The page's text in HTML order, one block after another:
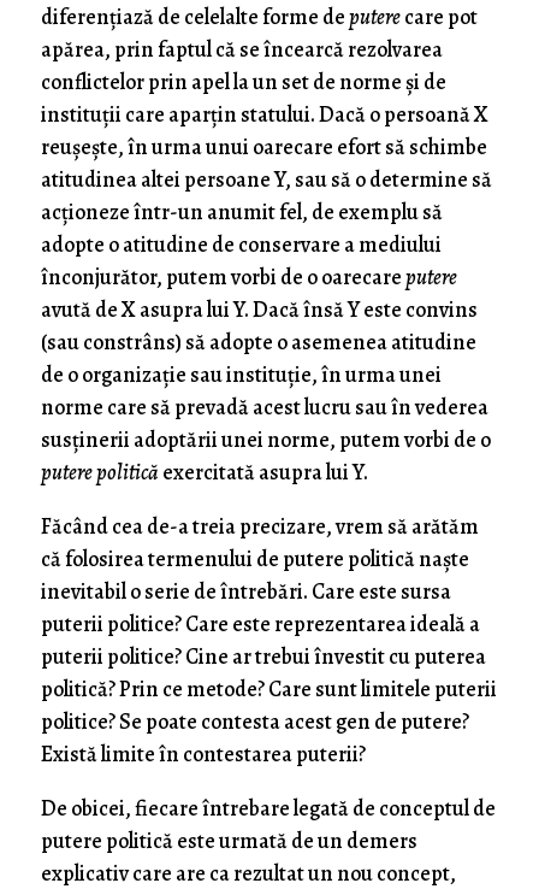
diferenţiază de celelalte forme deputerecare pot
apărea, prin faptul că se încearcă rezolvarea
conflictelor prin apel la un set de norme şi de
instituţii care aparţin statului. Dacă o persoană X
reuşeşte, în urma unui oarecare efort să schimbe
atitudinea altei persoane Y, sau să o determine să
acţioneze într-un anumit fel, de exemplu să
adopte o atitudine de conservare a mediului
înconjurător, putem vorbi de o oarecareputere
avută de X asupra lui Y. Dacă însă Y este convins
(sau constrâns) să adopte o asemenea atitudine
de o organizaţie sau instituţie, în urma unei
norme care să prevadă acest lucru sau în vederea
susţinerii adoptării unei norme, putem vorbi de o
putere politică exercitată asupra lui Y.
Făcând cea de-a treia precizare, vrem să arătăm
că folosirea termenului de putere politică naşte
inevitabil o serie de întrebări. Care este sursa
puterii politice? Care este reprezentarea ideală a
puterii politice? Cine ar trebui învestit cu puterea
politică? Prin ce metode? Care sunt limitele puterii
politice? Se poate contesta acest gen de putere?
Există limite în contestarea puterii?
De obicei, fiecare întrebare legată de conceptul de
putere politică este urmată de un demers
explicativ care are ca rezultat un nou concept,